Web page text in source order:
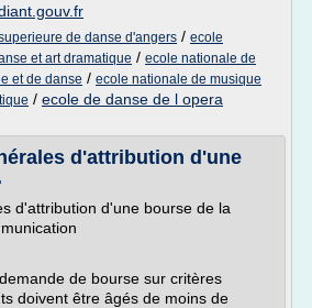
de danse d'angers / ecole
et art dramatique / ecole nationale de
et de danse / ecole nationale de musique
/ ecole de danse de l opera
d'attribution d'une
d'attribution d'une bourse de la
de bourse sur critères
doivent être âgés de moins de